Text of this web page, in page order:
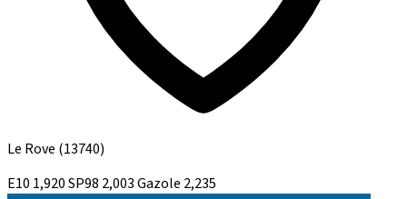
Le Rove (13740)
E10 1,920SP98 2,003Gazole 2,235